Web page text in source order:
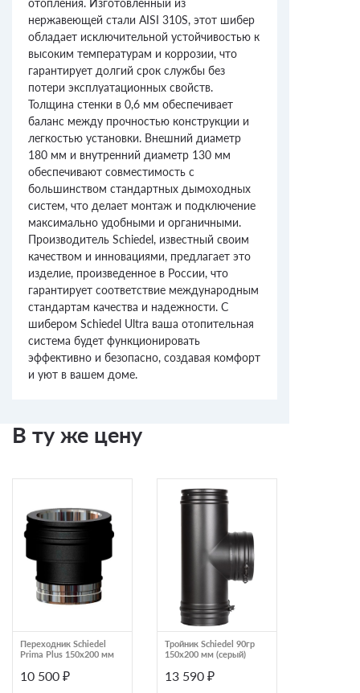
отопления. Изготовленный из
нержавеющей стали AISI 310S, этот шибер
обладает исключительной устойчивостью к
высоким температурам и коррозии, что
гарантирует долгий срок службы без
потери эксплуатационных свойств.
Толщина стенки в 0,6 мм обеспечивает
баланс между прочностью конструкции и
легкостью установки. Внешний диаметр
180 мм и внутренний диаметр 130 мм
обеспечивают совместимость с
большинством стандартных дымоходных
систем, что делает монтаж и подключение
максимально удобными и органичными.
Производитель Schiedel, известный своим
качеством и инновациями, предлагает это
изделие, произведенное в России, что
гарантирует соответствие международным
стандартам качества и надежности. С
шибером Schiedel Ultra ваша отопительная
система будет функционировать
эффективно и безопасно, создавая комфорт
и уют в вашем доме.
В ту же цену
Переходник Schiedel
Prima Plus 150х200 мм
10 500 ₽
Тройник Schiedel 90гр
150х200 мм (серый)
13 590 ₽